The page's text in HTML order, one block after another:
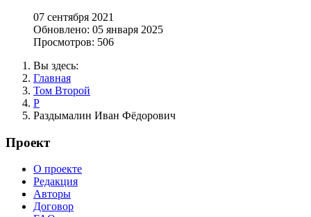
07 сентября 2021
Обновлено: 05 января 2025
Просмотров: 506
Вы здесь:
Главная
Том Второй
Р
Раздымалин Иван Фёдорович
Проект
О проекте
Редакция
Авторы
Договор